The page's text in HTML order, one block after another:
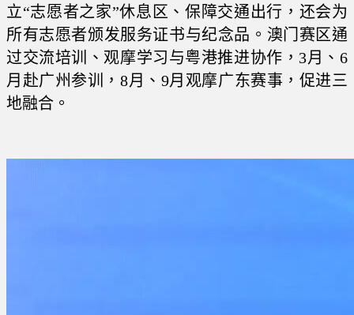
立“志愿者之家”休息区、保障交通出行，还会为
所有志愿者颁发服务证书与纪念品。澳门赛区通
过交流培训、观摩学习与粤港推进协作，3月、6
月赴广州参训，8月、9月观摩广东赛事，促进三
地融合。